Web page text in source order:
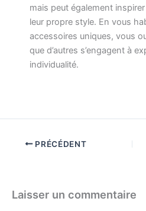
mais peut également
leur propre style. En vous
accessoires uniques, vous
que d’autres s’engagent à
individualité.
PRÉCÉDENT
Laisser un commentaire